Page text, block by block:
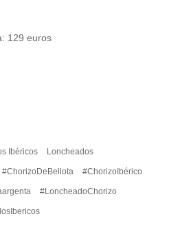
129 euros
Ibéricos Loncheados
#ChorizoDeBellota #ChorizoIbérico
#LoncheadoChorizo